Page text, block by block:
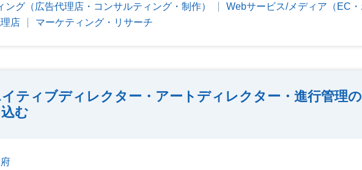
ング（広告代理店・コンサルティング・制作）
Webサービス/メディア（EC・
店
マーケティング・リサーチ
ティブディレクター・アートディレクター・進行管理
む